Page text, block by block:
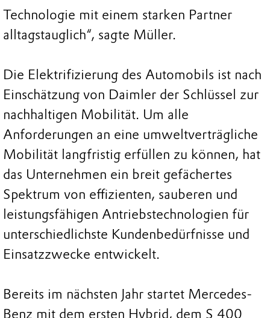
Technologie mit einem starken Partner
alltagstauglich“, sagte Müller.
Die Elektrifizierung des Automobils ist nach
Einschätzung von Daimler der Schlüssel zur
nachhaltigen Mobilität. Um alle
Anforderungen an eine umweltverträgliche
Mobilität langfristig erfüllen zu können, hat
das Unternehmen ein breit gefächertes
Spektrum von effizienten, sauberen und
leistungsfähigen Antriebstechnologien für
unterschiedlichste Kundenbedürfnisse und
Einsatzzwecke entwickelt.
Bereits im nächsten Jahr startet Mercedes-
Benz mit dem ersten Hybrid, dem S 400